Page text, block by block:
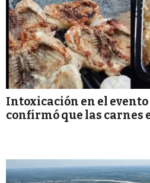
Intoxicación en el
confirmó que las carnes